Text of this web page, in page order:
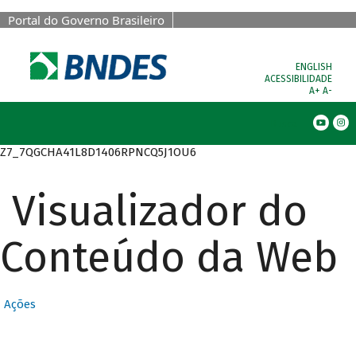
Portal do Governo Brasileiro
ENGLISH
ACESSIBILIDADE
A+ A-
Z7_7QGCHA41L8D1406RPNCQ5J1OU6
Visualizador do
Conteúdo da Web
Ações